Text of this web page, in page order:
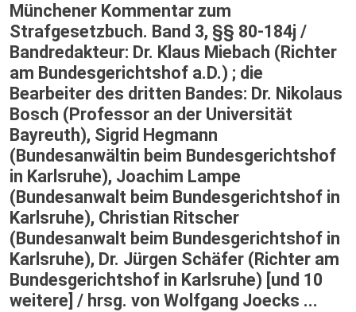
Münchener Kommentar zum
Strafgesetzbuch. Band 3, §§ 80-184j /
Bandredakteur: Dr. Klaus Miebach (Richter
am Bundesgerichtshof a.D.) ; die
Bearbeiter des dritten Bandes: Dr. Nikolaus
Bosch (Professor an der Universität
Bayreuth), Sigrid Hegmann
(Bundesanwältin beim Bundesgerichtshof
in Karlsruhe), Joachim Lampe
(Bundesanwalt beim Bundesgerichtshof in
Karlsruhe), Christian Ritscher
(Bundesanwalt beim Bundesgerichtshof in
Karlsruhe), Dr. Jürgen Schäfer (Richter am
Bundesgerichtshof in Karlsruhe) [und 10
weitere] / hrsg. von Wolfgang Joecks ...